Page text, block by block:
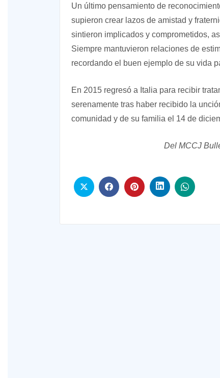
Un último pensamiento de
supieron crear lazos de amistad y
sintieron implicados y comprometidos,
Siempre mantuvieron relaciones de
recordando el buen ejemplo de su vida
En 2015 regresó a Italia para recibir
serenamente tras haber recibido la
comunidad y de su familia el 14 de
Del MCCJ